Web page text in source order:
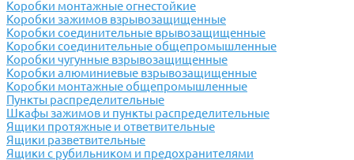
Коробки монтажные огнестойкие
Коробки зажимов взрывозащищенные
Коробки соединительные врывозащищенные
Коробки соединительные общепромышленные
Коробки чугунные взрывозащищенные
Коробки алюминиевые взрывозащищенные
Коробки монтажные общепромышленные
Пункты распределительные
Шкафы зажимов и пункты распределительные
Ящики протяжные и ответвительные
Ящики разветвительные
Ящики с рубильником и предохранителями